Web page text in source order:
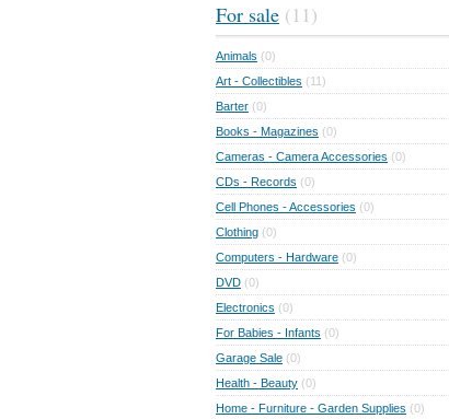
For sale (11)
Animals (0)
Art - Collectibles (11)
Barter (0)
Books - Magazines (0)
Cameras - Camera Accessories (0)
CDs - Records (0)
Cell Phones - Accessories (0)
Clothing (0)
Computers - Hardware (0)
DVD (0)
Electronics (0)
For Babies - Infants (0)
Garage Sale (0)
Health - Beauty (0)
Home - Furniture - Garden Supplies (0)